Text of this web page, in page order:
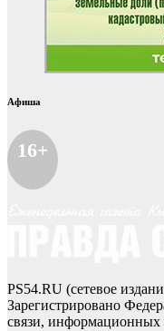
Афиша
16+
PS54.RU (сетевое
Зарегистрировано
связи, информационных